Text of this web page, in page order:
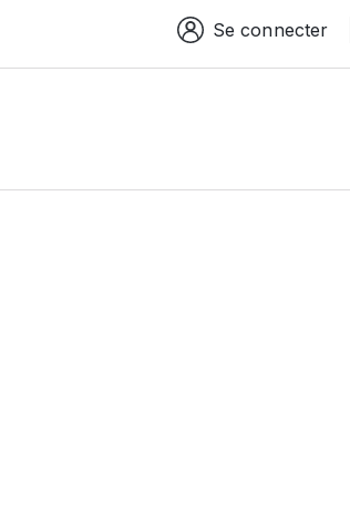
Espace connexion
Se connecter